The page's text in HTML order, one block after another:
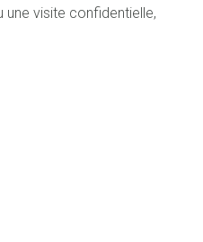
une visite confidentielle,